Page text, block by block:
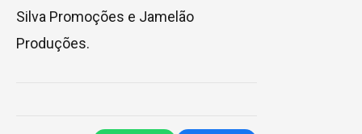
Silva Promoções e Jamelão
Produções.